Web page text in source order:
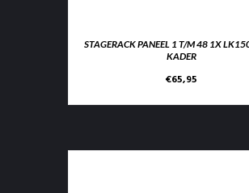
STAGERACK PANEEL 1 T/M 48 1X
KADER
€65,95